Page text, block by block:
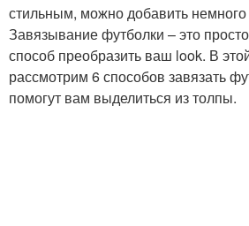
стильным, можно добавить немного
Завязывание футболки – это
способ преобразить ваш look. В
рассмотрим 6 способов завязать
помогут вам выделиться из толпы.